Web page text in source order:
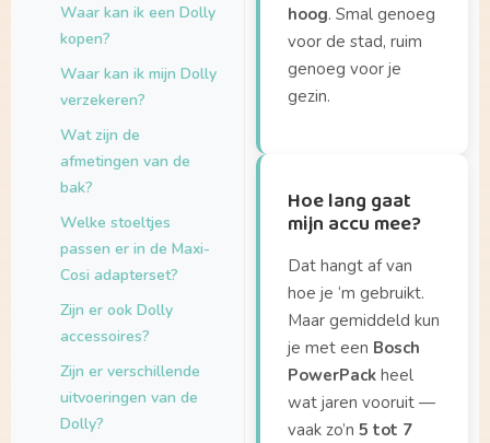
Waar kan ik een Dolly
kopen?
Waar kan ik mijn Dolly
verzekeren?
Wat zijn de
afmetingen van de
bak?
Welke stoeltjes
passen er in de Maxi-
Cosi adapterset?
Zijn er ook Dolly
accessoires?
Zijn er verschillende
uitvoeringen van de
Dolly?
hoog. Smal genoeg
voor de stad, ruim
genoeg voor je
gezin.
Hoe lang gaat
mijn accu mee?
Dat hangt af van
hoe je ‘m gebruikt.
Maar gemiddeld kun
je met een Bosch
PowerPack heel
wat jaren vooruit —
vaak zo’n5 tot 7